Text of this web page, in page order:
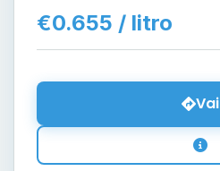
€0.655 / litro
Vai